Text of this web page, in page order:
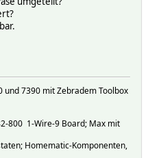
und 7390 mit Zebradem Toolbox
800 1-Wire-9 Board; Max mit
Homematic-Komponenten,